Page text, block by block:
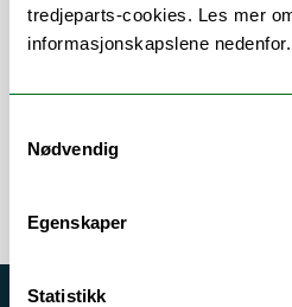
tredjeparts-cookies. Les mer
informasjonskapslene nedenfor.
Nødvendig
Egenskaper
Statistikk
Publikasjoner
Her